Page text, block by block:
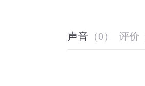
声音 （0） 评价